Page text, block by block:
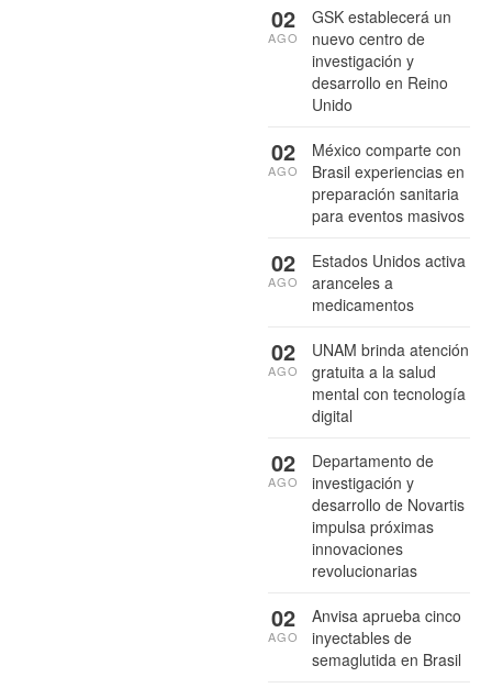
GSK establecerá un
nuevo centro de
investigación y
desarrollo en Reino
Unido
02
AGO
México comparte con
Brasil experiencias en
preparación sanitaria
para eventos masivos
02
AGO
Estados Unidos activa
aranceles a
medicamentos
02
AGO
UNAM brinda atención
gratuita a la salud
mental con tecnología
digital
02
AGO
Departamento de
investigación y
desarrollo de Novartis
impulsa próximas
innovaciones
revolucionarias
02
AGO
Anvisa aprueba cinco
inyectables de
semaglutida en Brasil
02
AGO